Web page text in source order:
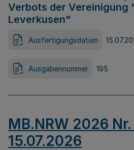
Verbots der Vereinigung
Leverkusen"
Ausfertigungsdatum
Ausgabennummer 195
MB.NRW 2026
15.07.2026